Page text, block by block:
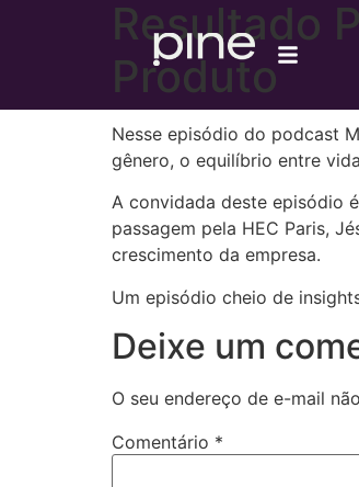
Resultado
Produto
Nesse episódio do podcast
gênero, o equilíbrio entre
A convidada deste episódio
passagem pela HEC Paris,
crescimento da empresa.
Um episódio cheio de
Deixe um
O seu endereço de e-mail
Comentário *